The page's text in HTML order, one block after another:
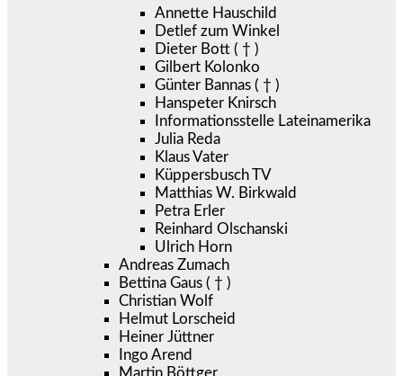
Annette Hauschild
Detlef zum Winkel
Dieter Bott ( † )
Gilbert Kolonko
Günter Bannas ( † )
Hanspeter Knirsch
Informationsstelle Lateinamerika
Julia Reda
Klaus Vater
Küppersbusch TV
Matthias W. Birkwald
Petra Erler
Reinhard Olschanski
Ulrich Horn
Andreas Zumach
Bettina Gaus ( † )
Christian Wolf
Helmut Lorscheid
Heiner Jüttner
Ingo Arend
Martin Böttger